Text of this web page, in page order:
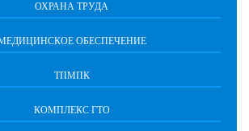
ОХРАНА ТРУДА
ОБЕСПЕЧЕНИЕ
ТПМПК
КОМПЛЕКС ГТО